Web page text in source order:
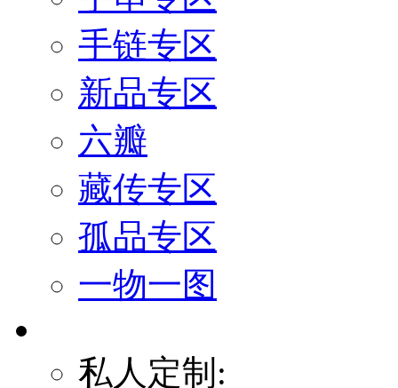
手链专区
新品专区
六瓣
藏传专区
孤品专区
一物一图
私人定制: